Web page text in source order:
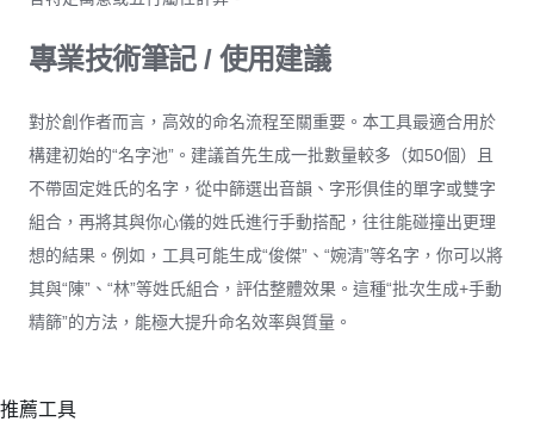
專業技術筆記 / 使用建議
對於創作者而言，高效的命名流程至關重要。本工具最適合用於
構建初始的“名字池”。建議首先生成一批數量較多（如50個）且
不帶固定姓氏的名字，從中篩選出音韻、字形俱佳的單字或雙字
組合，再將其與你心儀的姓氏進行手動搭配，往往能碰撞出更理
想的結果。例如，工具可能生成“俊傑”、“婉清”等名字，你可以將
其與“陳”、“林”等姓氏組合，評估整體效果。這種“批次生成+手動
精篩”的方法，能極大提升命名效率與質量。
推薦工具